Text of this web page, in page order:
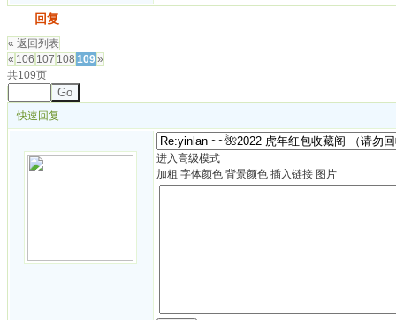
回复
« 返回列表
« 106 107 108 109»
共109页
Go
快速回复
进入高级模式
加粗 字体颜色 背景颜色 插入链接 图片